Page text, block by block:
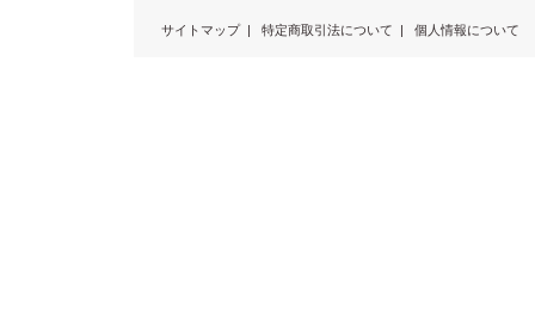
サイトマップ| 特定商取引法について | 個人情報について